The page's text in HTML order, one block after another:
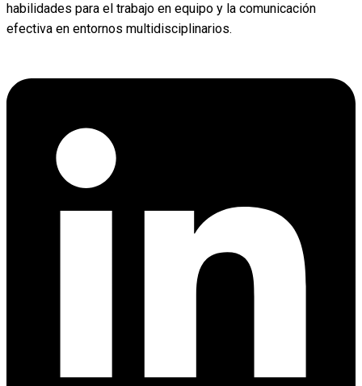
habilidades para el trabajo en equipo y la comunicación
efectiva en entornos multidisciplinarios.